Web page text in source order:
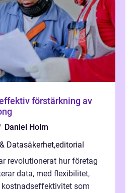
förstärkning av
Daniel Holm
Datasäkerhet,editorial
revolutionerat hur företag
data, med flexibilitet,
som